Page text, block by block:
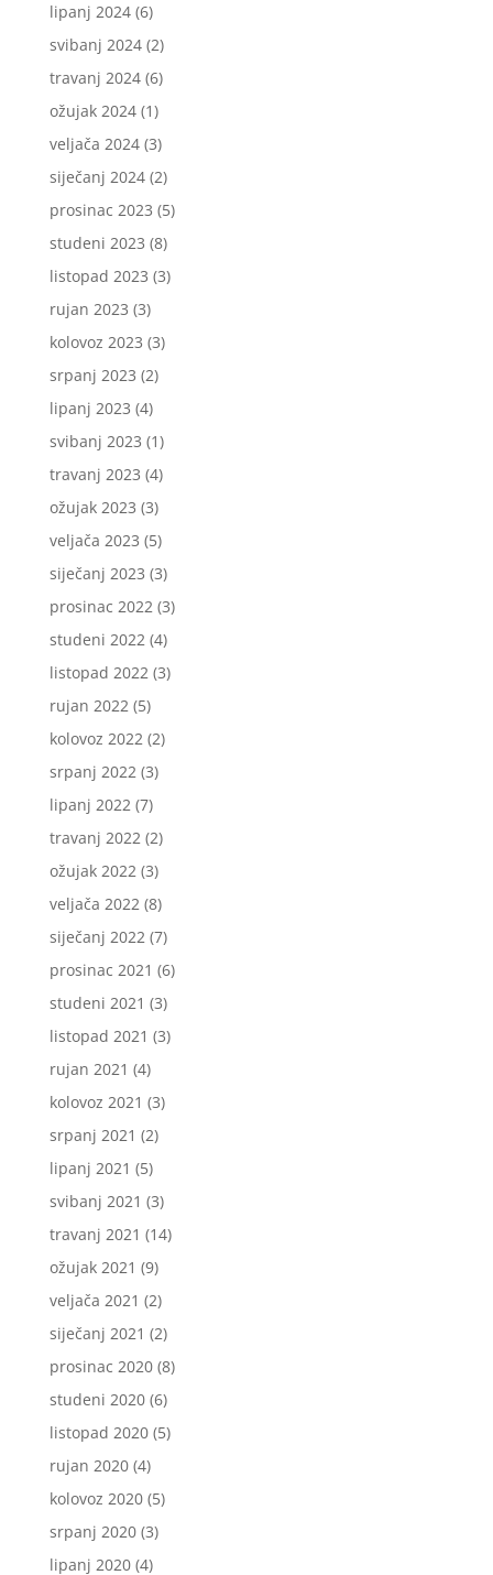
lipanj 2024(6)
svibanj 2024(2)
travanj 2024(6)
ožujak 2024(1)
veljača 2024(3)
siječanj 2024(2)
prosinac 2023 (5)
studeni 2023 (8)
listopad 2023 (3)
rujan 2023 (3)
kolovoz 2023 (3)
srpanj 2023 (2)
lipanj 2023 (4)
svibanj 2023 (1)
travanj 2023 (4)
ožujak 2023 (3)
veljača 2023 (5)
siječanj 2023 (3)
prosinac 2022(3)
studeni 2022(4)
listopad 2022(3)
rujan 2022(5)
kolovoz 2022(2)
srpanj 2022(3)
lipanj 2022(7)
travanj 2022(2)
ožujak 2022(3)
veljača 2022(8)
siječanj 2022(7)
prosinac 2021 (6)
studeni 2021 (3)
listopad 2021 (3)
rujan 2021 (4)
kolovoz 2021 (3)
srpanj 2021 (2)
lipanj 2021 (5)
svibanj 2021 (3)
travanj 2021 (14)
ožujak 2021 (9)
veljača 2021 (2)
siječanj 2021 (2)
prosinac 2020(8)
studeni 2020(6)
listopad 2020(5)
rujan 2020(4)
kolovoz 2020(5)
srpanj 2020(3)
lipanj 2020(4)